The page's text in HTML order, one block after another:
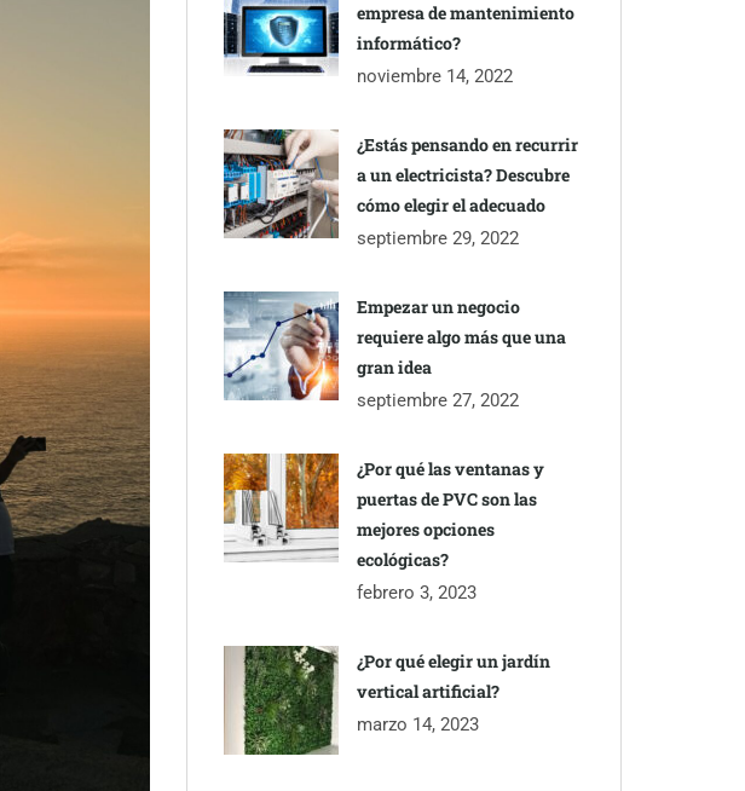
empresa de mantenimiento
informático?
noviembre 14, 2022
¿Estás pensando en recurrir
a un electricista? Descubre
cómo elegir el adecuado
septiembre 29, 2022
Empezar un negocio
requiere algo más que una
gran idea
septiembre 27, 2022
¿Por qué las ventanas y
puertas de PVC son las
mejores opciones
ecológicas?
febrero 3, 2023
¿Por qué elegir un jardín
vertical artificial?
marzo 14, 2023